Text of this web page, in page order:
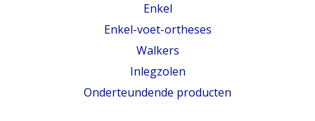
Enkel
Enkel-voet-ortheses
Walkers
Inlegzolen
Onderteundende producten